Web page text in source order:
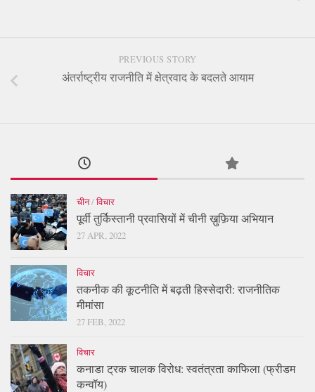
PREVIOUS STORY
अंतर्राष्ट्रीय राजनीति में क्षेत्रवाद के बदलते आयाम
चीन/विचार
पूर्वी तुर्किस्तानी प्रवासियों में चीनी ख़ुफ़िया अभियान
27 APR, 2022
विचार
तकनीक की कूटनीति में बढ़ती हिस्सेदारी: राजनीतिक
मीमांसा
27 FEB, 2022
विचार
कनाडा ट्रक चालक विरोध: स्वतंत्रता काफिला (फ्रीडम
कन्वॉय)